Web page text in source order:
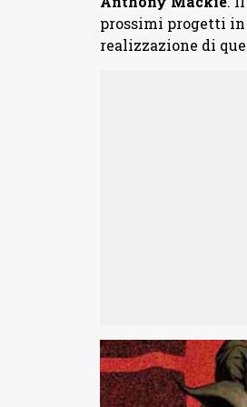
prossimi progetti in
realizzazione di